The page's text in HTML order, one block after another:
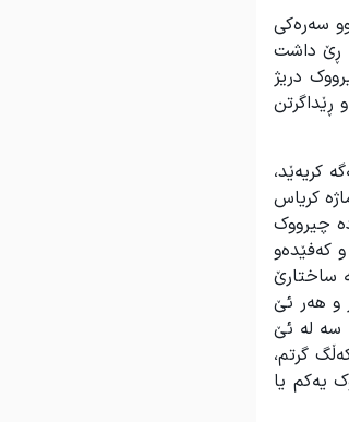
سەرەکی
ڕێ داشت
دریژ
کریەێد،
کریاس
چیرووک
کەفێدەو
ساختارێ
و هەر ئێ
سە لە ئێ
گرتم،
یەکم یا